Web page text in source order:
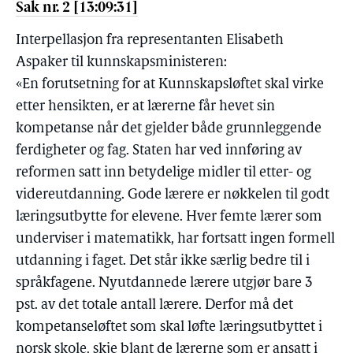
Sak nr. 2 [13:09:31]
Interpellasjon fra representanten Elisabeth
Aspaker til kunnskapsministeren:
«En forutsetning for at Kunnskapsløftet skal virke
etter hensikten, er at lærerne får hevet sin
kompetanse når det gjelder både grunnleggende
ferdigheter og fag. Staten har ved innføring av
reformen satt inn betydelige midler til etter- og
videreutdanning. Gode lærere er nøkkelen til godt
læringsutbytte for elevene. Hver femte lærer som
underviser i matematikk, har fortsatt ingen formell
utdanning i faget. Det står ikke særlig bedre til i
språkfagene. Nyutdannede lærere utgjør bare 3
pst. av det totale antall lærere. Derfor må det
kompetanseløftet som skal løfte læringsutbyttet i
norsk skole, skje blant de lærerne som er ansatt i